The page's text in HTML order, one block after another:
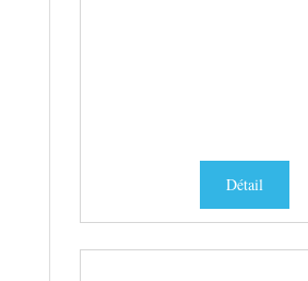
Détail